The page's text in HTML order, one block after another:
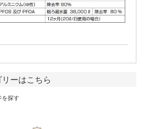
ーはこちら
を探す